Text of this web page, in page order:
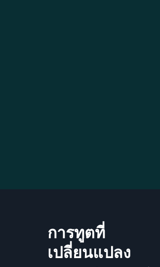
การทูตที่
เปลี่ยนแปลง